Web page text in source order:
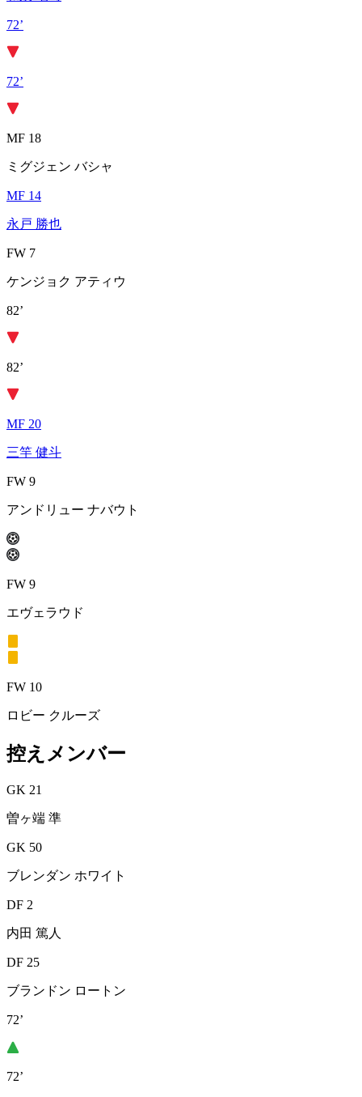
72’
72’
MF 18
ミグジェン バシャ
MF 14
永戸 勝也
FW 7
ケンジョク アティウ
82’
82’
MF 20
三竿 健斗
FW 9
アンドリュー ナバウト
FW 9
エヴェラウド
FW 10
ロビー クルーズ
控えメンバー
GK 21
曽ヶ端 準
GK 50
ブレンダン ホワイト
DF 2
内田 篤人
DF 25
ブランドン ロートン
72’
72’